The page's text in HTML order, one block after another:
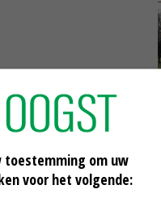
vindt Bleker.
het midden-
over kan gaan.
toestemming om uw
voor het volgende: